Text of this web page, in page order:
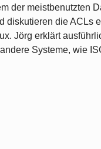
der meistbenutzten
diskutieren die ACLs
Jörg erklärt
Systeme, wie